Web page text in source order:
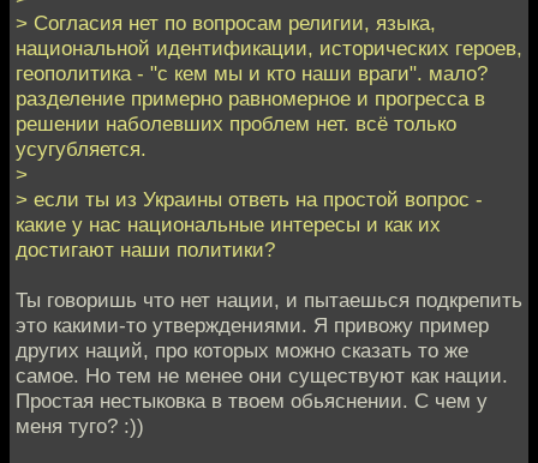
> Согласия нет по вопросам религии, языка,
национальной идентификации, исторических героев,
геополитика - "с кем мы и кто наши враги". мало?
разделение примерно равномерное и прогресса в
решении наболевших проблем нет. всё только
усугубляется.
>
> если ты из Украины ответь на простой вопрос -
какие у нас национальные интересы и как их
достигают наши политики?
Ты говоришь что нет нации, и пытаешься подкрепить
это какими-то утверждениями. Я привожу пример
других наций, про которых можно сказать то же
самое. Но тем не менее они существуют как нации.
Простая нестыковка в твоем обьяснении. С чем у
меня туго? :))